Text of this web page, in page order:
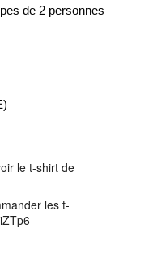
de 2 personnes
le t-shirt de
les t-